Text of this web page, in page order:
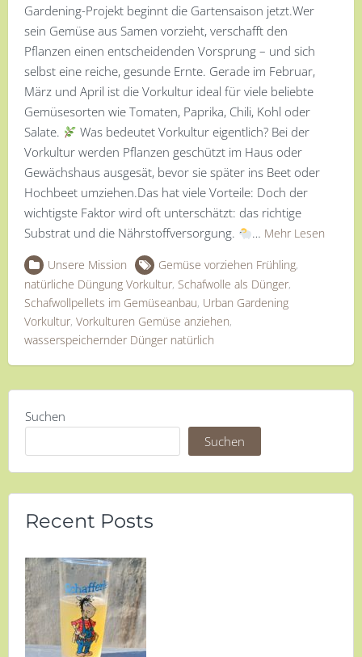
Gardening-Projekt beginnt die Gartensaison jetzt.Wer
sein Gemüse aus Samen vorzieht, verschafft den
Pflanzen einen entscheidenden Vorsprung – und sich
selbst eine reiche, gesunde Ernte. Gerade im Februar,
März und April ist die Vorkultur ideal für viele beliebte
Gemüsesorten wie Tomaten, Paprika, Chili, Kohl oder
Salate.
Was bedeutet Vorkultur eigentlich? Bei der
Vorkultur werden Pflanzen geschützt im Haus oder
Gewächshaus ausgesät, bevor sie später ins Beet oder
Hochbeet umziehen.Das hat viele Vorteile: Doch der
wichtigste Faktor wird oft unterschätzt: das richtige
Substrat und die Nährstoffversorgung.
… Mehr Lesen
Unsere Mission Gemüse vorziehen Frühling,
natürliche Düngung Vorkultur, Schafwolle als Dünger,
Schafwollpellets im Gemüseanbau, Urban Gardening
Vorkultur, Vorkulturen Gemüse anziehen,
wasserspeichernder Dünger natürlich
Suchen
Suchen
Recent Posts